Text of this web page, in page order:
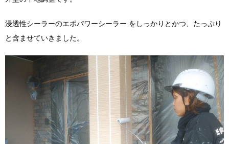
浸透性シーラーのエポパワーシーラー をしっかりとかつ、たっぷり
と含ませていきました。